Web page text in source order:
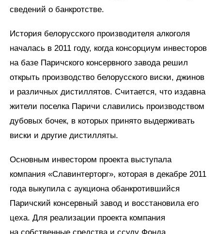
сведений о банкротстве.
История белорусского производителя алкоголя
началась в 2011 году, когда консорциум инвесторов
на базе Паричского консервного завода решил
открыть производство белорусского виски, джинов
и различных дистиллятов. Считается, что издавна
жители поселка Паричи славились производством
дубовых бочек, в которых принято выдерживать
виски и другие дистилляты.
Основным инвестором проекта выступала
компания «Славинтерторг», которая в декабре 2011
года выкупила с аукциона обанкротившийся
Паричский консервный завод и восстановила его
цеха. Для реализации проекта компания
на собственные средства и ссуду Фонда